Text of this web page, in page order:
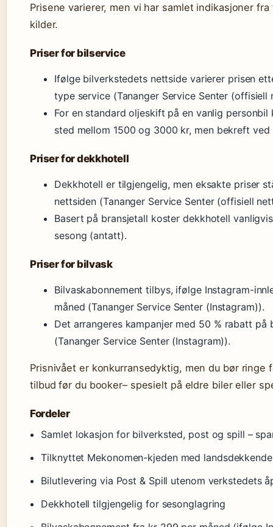
Prisene varierer, men vi har samlet indikasjoner
kilder.
Priser for bilservice
Ifølge bilverkstedets nettside varierer prisen
type service (Tananger Service Senter (offisiell
For en standard oljeskift på en vanlig
sted mellom 1500 og 3000 kr, men bekreft ved
Priser for dekkhotell
Dekkhotell er tilgjengelig, men eksakte priser
nettsiden (Tananger Service Senter (offisiell
Basert på bransjetall koster dekkhotell
sesong (antatt).
Priser for bilvask
Bilvaskabonnement tilbys, ifølge Instagram-
måned (Tananger Service Senter (Instagram)).
Det arrangeres kampanjer med 50 % rabatt på
(Tananger Service Senter (Instagram)).
Prisnivået er konkurransedyktig, men du bør ringe
tilbud før du booker– spesielt på eldre biler eller
Fordeler
Samlet lokasjon for bilverksted, post og spill –
Tilknyttet Mekonomen-kjeden med
Bilutlevering via Post & Spill utenom verkstedets
Dekkhotell tilgjengelig for sesonglagring